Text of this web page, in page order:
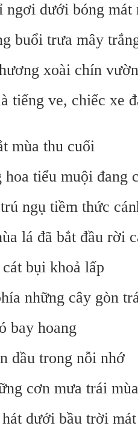
ngơi dưới bóng mát
buổi trưa mây
xoài chín
tiếng ve, chiếc xe
mùa thu cuối
hoa tiểu muội đang
ngụ tiềm thức
lá đã bắt đầu rời
bụi khoả lấp
những cây gòn
bay hoang
dầu trong nỗi nhớ
cơn mưa trái mùa
dưới bầu trời